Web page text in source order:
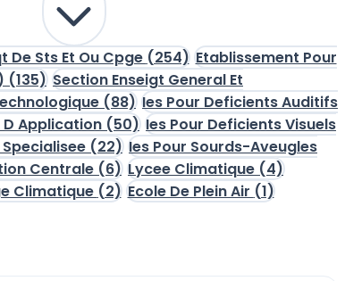
De Sts Et Ou Cpge (254) Etablissement Pour
(135) Section Enseigt General Et
(88) Ies Pour Deficients Auditifs
D Application (50) Ies Pour Deficients Visuels
(22) Ies Pour Sourds-Aveugles
Centrale (6) Lycee Climatique (4)
Climatique (2) Ecole De Plein Air (1)